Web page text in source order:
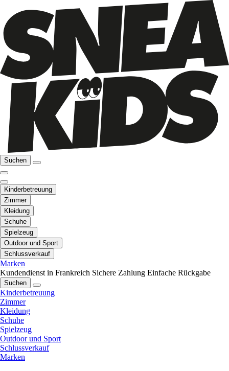
Suchen
Kinderbetreuung
Zimmer
Kleidung
Schuhe
Spielzeug
Outdoor und Sport
Schlussverkauf
Marken
Kundendienst in Frankreich Sichere Zahlung Einfache Rückgabe
Suchen
Kinderbetreuung
Zimmer
Kleidung
Schuhe
Spielzeug
Outdoor und Sport
Schlussverkauf
Marken